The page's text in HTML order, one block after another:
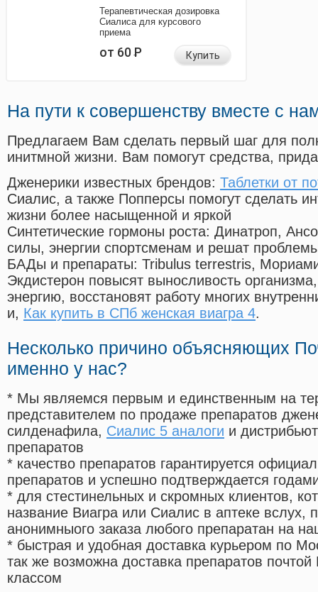
Терапевтическая дозировка
Сиалиса для курсового
приема
от 60Р Купить
На пути к совершенству вместе с
Предлагаем Вам сделать первый шаг для
инитмной жизни. Вам помогут средства,
Дженерики известных брендов: Таблетки от
Сиалис, а также Попперсы помогут сделать
жизни более насыщенной и яркой
Синтетические гормоны роста: Динатроп,
силы, энергии спортсменам и решат
БАДы и препараты: Tribulus terrestris,
Экдистерон повысят выносливость
энергию, восстановят работу многих
и, Как купить в СПб женская виагра 4.
Несколько причино объясняющих
именно у нас?
* Мы являемся первым и единственным на
представителем по продаже препаратов
силденафила, Сиалис 5 аналоги и
препаратов
* качество препаратов гарантируется
препаратов и успешно подтверждается
* для стестинельных и скромных клиентов,
название Виагра или Сиалис в аптеке вслух,
анонимныого заказа любого препаратан на
* быстрая и удобная доставка курьером по
так же возможна доставка препаратов
классом